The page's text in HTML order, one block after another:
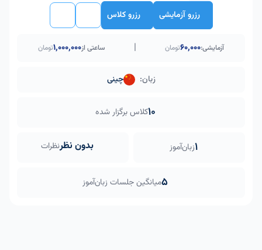
رزرو آزمایشی
رزرو کلاس
آزمایشی:60,000تومان | ساعتی از۱٬۰۰۰٬۰۰۰تومان
زبان: چینی
10کلاس برگزار شده
1زبان‌آموز بدون نظرنظرات
5میانگین جلسات زبان‌آموز